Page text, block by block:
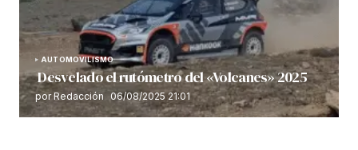
AUTOMOVILISMO
Desvelado el rutómetro del «Volcanes» 2025
por Redacción 06/08/2025 21:01